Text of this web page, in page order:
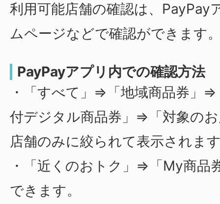
利用可能店舗の確認は、PayPay
ムページなどで確認ができます
PayPayアプリ内での確認方法
・「すべて」⇒「地域商品券」
付デジタル商品券」⇒「対象の
店舗のみに絞られて表示されま
・「近くのおトク」⇒「My商品
できます。